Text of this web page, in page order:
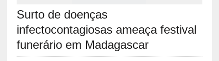
Surto de doenças
infectocontagiosas ameaça festival
funerário em Madagascar